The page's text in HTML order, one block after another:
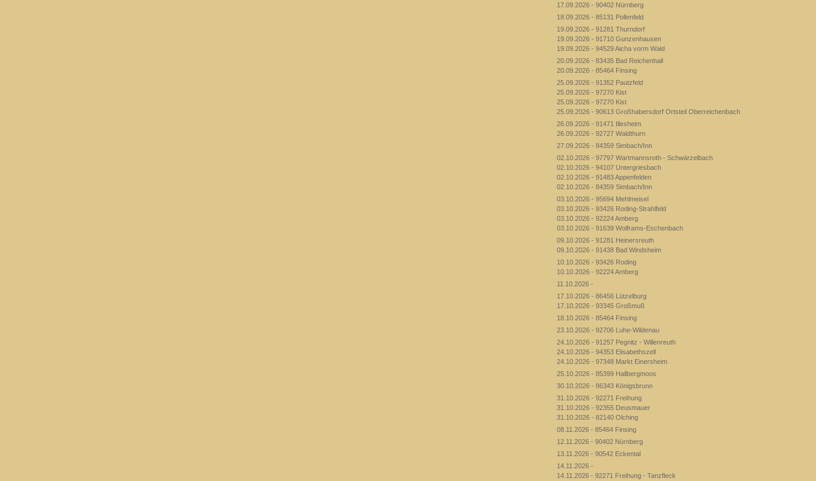
17.09.2026 - 90402 Nürnberg
18.09.2026 - 85131 Pollenfeld
19.09.2026 - 91281 Thurndorf
19.09.2026 - 91710 Gunzenhausen
19.09.2026 - 94529 Aicha vorm Wald
20.09.2026 - 83435 Bad Reichenhall
20.09.2026 - 85464 Finsing
25.09.2026 - 91352 Pautzfeld
25.09.2026 - 97270 Kist
25.09.2026 - 97270 Kist
25.09.2026 - 90613 Großhabersdorf Ortsteil Oberreichenbach
26.09.2026 - 91471 Illesheim
26.09.2026 - 92727 Waldthurn
27.09.2026 - 84359 Simbach/Inn
02.10.2026 - 97797 Wartmannsroth - Schwärzelbach
02.10.2026 - 94107 Untergriesbach
02.10.2026 - 91483 Appenfelden
02.10.2026 - 84359 Simbach/Inn
03.10.2026 - 95694 Mehlmeisel
03.10.2026 - 93426 Roding-Strahlfeld
03.10.2026 - 92224 Amberg
03.10.2026 - 91639 Wolframs-Eschenbach
09.10.2026 - 91281 Heinersreuth
09.10.2026 - 91438 Bad Windsheim
10.10.2026 - 93426 Roding
10.10.2026 - 92224 Amberg
11.10.2026 -
17.10.2026 - 86456 Lützelburg
17.10.2026 - 93345 Großmuß
18.10.2026 - 85464 Finsing
23.10.2026 - 92706 Luhe-Wildenau
24.10.2026 - 91257 Pegnitz - Willenreuth
24.10.2026 - 94353 Elisabethszell
24.10.2026 - 97348 Markt Einersheim
25.10.2026 - 85399 Hallbergmoos
30.10.2026 - 86343 Königsbrunn
31.10.2026 - 92271 Freihung
31.10.2026 - 92355 Deusmauer
31.10.2026 - 82140 Olching
08.11.2026 - 85464 Finsing
12.11.2026 - 90402 Nürnberg
13.11.2026 - 90542 Eckental
14.11.2026 -
14.11.2026 - 92271 Freihung - Tanzfleck